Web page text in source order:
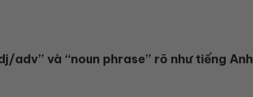
adv” và “noun phrase” rõ như tiếng Anh